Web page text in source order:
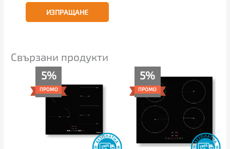
Свързани продукти
5%
ПРОМО
was:
е:
339.00€
лв.).
5%
ПРОМО
price
was:
329.00€
(643.47
лв.).
цена
е:
312.00€
лв.).